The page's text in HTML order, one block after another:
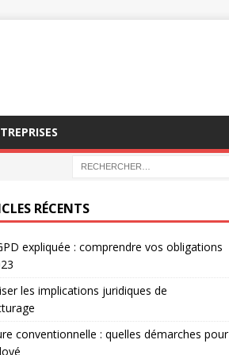
RÉCENTS
expliquée : comprendre vos obligations
les implications juridiques de
conventionnelle : quelles démarches pour